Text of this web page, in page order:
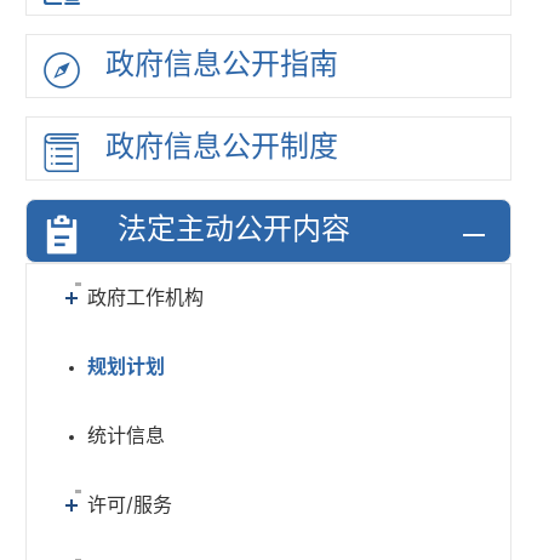
政府信息公开指南
政府信息公开制度
法定主动公开内容
政府工作机构
规划计划
统计信息
许可/服务